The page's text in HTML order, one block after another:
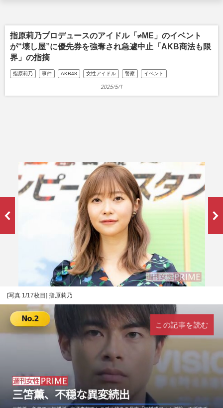
指原莉乃プロデュースのアイドル「≠ME」のイベント
が“壊し屋”に優先券を強奪され急遽中止「AKB商法も限
界」の指摘
指原莉乃 事件 AKB48 女性アイドル 警察 イベント
2025/5/1
[写真 1/17枚目] 指原莉乃
この記事を読む